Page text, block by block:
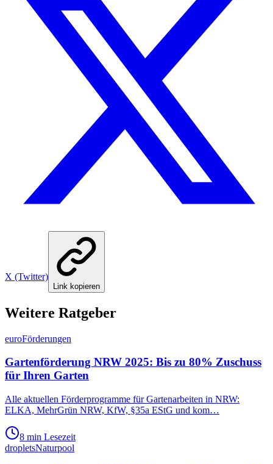
X (Twitter)
Link kopieren
Weitere Ratgeber
euroFörderungen
Gartenförderung NRW 2025: Bis zu 80% Zuschuss
für Ihren Garten
Alle aktuellen Förderprogramme für Gartenarbeiten in NRW:
ELKA, MehrGrün NRW, KfW, §35a EStG und kom…
8 min Lesezeit
dropletsNaturpool